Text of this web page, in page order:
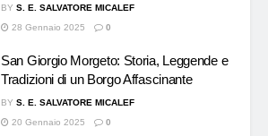
BY S. E. SALVATORE MICALEF
28 Gennaio 2025
0
San Giorgio Morgeto: Storia, Leggende e
Tradizioni di un Borgo Affascinante
BY S. E. SALVATORE MICALEF
20 Gennaio 2025
0